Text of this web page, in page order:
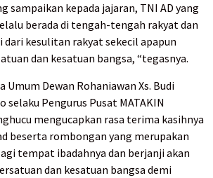
sampaikan kepada jajaran, TNI AD yang
berada di tengah-tengah rakyat dan
dari kesulitan rakyat sekecil apapun
dan kesatuan bangsa, “tegasnya.
Dewan Rohaniawan Xs. Budi
selaku Pengurus Pusat MATAKIN
mengucapkan rasa terima kasihnya
beserta rombongan yang merupakan
tempat ibadahnya dan berjanji akan
dan kesatuan bangsa demi